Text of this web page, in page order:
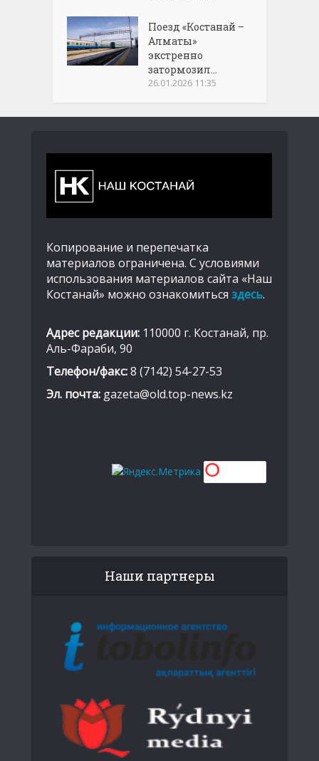
Поезд «Костанай –
Алматы»
экстренно
затормозил...
26.01.2026 11:35
Копирование и перепечатка
материалов ограничена. С условиями
использования материалов сайта «Наш
Костанай» можно ознакомиться здесь.
Адрес редакции: 110000 г. Костанай, пр.
Аль-Фараби, 90
Телефон/факс:8 (7142) 54-27-53
Эл. почта: gazeta@old.top-news.kz
Наши партнеры